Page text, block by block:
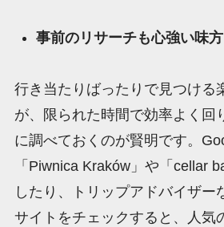
事前のリサーチも心強い味方
行き当たりばったりで見つける
が、限られた時間で効率よく回
に調べておくのが賢明です。
「Piwnica Kraków」や「cellar
したり、トリップアドバイザー
サイトをチェックすると、人気